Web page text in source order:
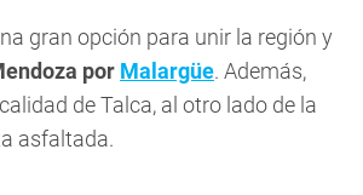
gran opción para unir la región y
por Malargüe. Además,
de Talca, al otro lado de la
asfaltada.